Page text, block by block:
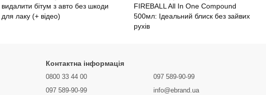
видалити бітум з авто без шкоди
для лаку (+ відео)
FIREBALL All In One Compound
500мл: Ідеальний блиск без зайвих
рухів
Контактна інформація
0800 33 44 00
097 589-90-99
097 589-90-99
info@ebrand.ua